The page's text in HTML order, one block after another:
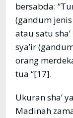
bersabda:
(gandum
atau satu
sya’ir
orang
tua “[17].
Ukuran sha’
Madinah